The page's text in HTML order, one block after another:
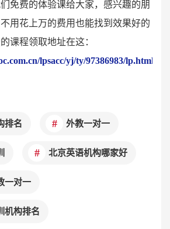
免费的体验课给大家，感兴趣的朋
用花上万的费用也能找到效果好的
课程领取地址在这：
lpsacc/yj/ty/97386983/lp.html?
排名 外教一对一
北京英语机构哪家好
一对一
机构排名